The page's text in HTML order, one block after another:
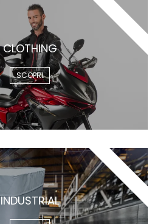
CLOTHING
SCOPRI
CLOTHING
INDUSTRIAL
INDUSTRIAL